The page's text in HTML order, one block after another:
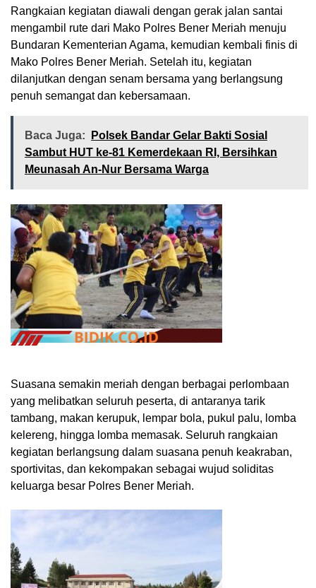
Rangkaian kegiatan diawali dengan gerak jalan santai
mengambil rute dari Mako Polres Bener Meriah menuju
Bundaran Kementerian Agama, kemudian kembali finis di
Mako Polres Bener Meriah. Setelah itu, kegiatan
dilanjutkan dengan senam bersama yang berlangsung
penuh semangat dan kebersamaan.
Baca Juga:
Polsek Bandar Gelar Bakti Sosial
Sambut HUT ke-81 Kemerdekaan RI, Bersihkan
Meunasah An-Nur Bersama Warga
Suasana semakin meriah dengan berbagai perlombaan
yang melibatkan seluruh peserta, di antaranya tarik
tambang, makan kerupuk, lempar bola, pukul palu, lomba
kelereng, hingga lomba memasak. Seluruh rangkaian
kegiatan berlangsung dalam suasana penuh keakraban,
sportivitas, dan kekompakan sebagai wujud soliditas
keluarga besar Polres Bener Meriah.